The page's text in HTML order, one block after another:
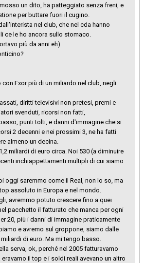
un dito, ha patteggiato senza freni, e
per buttare fuori il cugino.
nel club, che nel cda hanno
ce le ho ancora sullo stomaco.
più da anni eh)
Exor più di un miliardo nel club, negli
diritti televisivi non pretesi, premi e
svenduti, ricorsi non fatti,
punti tolti, e danni d'immagine che si
2 decenni e nei prossimi 3, ne ha fatti
almeno un decina.
miliardi di euro circa. Noi 530 (a diminuire
inchiappettamenti multipli di cui siamo
oggi saremmo come il Real, non lo so, ma
assoluto in Europa e nel mondo.
avremmo potuto crescere fino a quei
pacchetto il fatturato che manca per ogni
20, più i danni di immagine praticamente
e avremo sul groppone, siamo dalle
di euro. Ma mi tengo basso.
serva, ok, perché nel 2005 fatturavamo
il top e i soldi reali avevano un altro